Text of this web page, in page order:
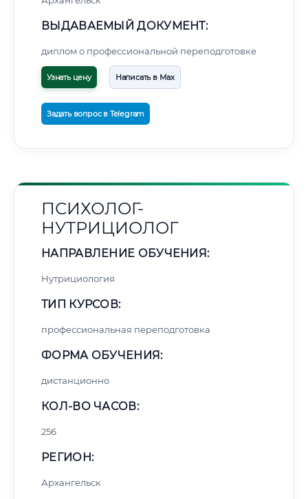
ВЫДАВАЕМЫЙ ДОКУМЕНТ:
диплом о профессиональной переподготовке
Узнать цену Написать в Max
Задать вопрос в Telegram
ПСИХОЛОГ-
НУТРИЦИОЛОГ
НАПРАВЛЕНИЕ ОБУЧЕНИЯ:
Нутрициология
ТИП КУРСОВ:
профессиональная переподготовка
ФОРМА ОБУЧЕНИЯ:
дистанционно
КОЛ-ВО ЧАСОВ:
256
РЕГИОН:
Архангельск